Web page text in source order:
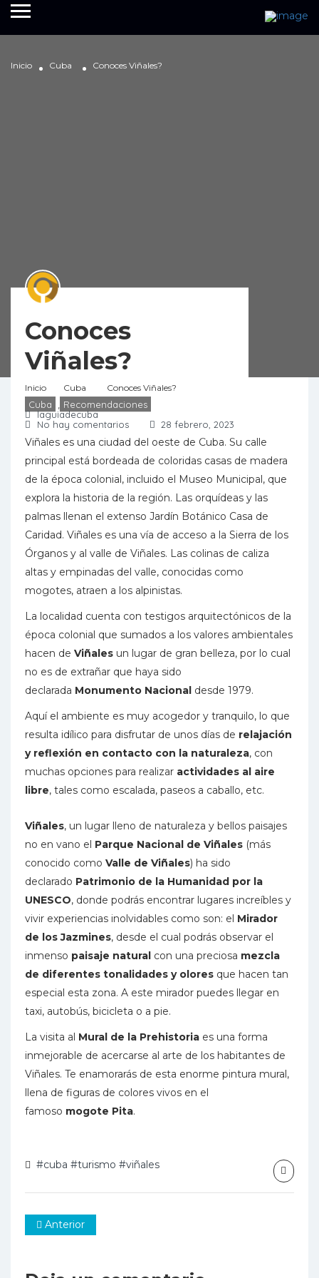
Inicio Cuba Conoces Viñales?
Conoces
Viñales?
Inicio Cuba Conoces Viñales?
Cuba , Recomendaciones
laguiadecuba
No hay comentarios
28 febrero, 2023
69 Visitas
Viñales es una ciudad del oeste de Cuba. Su calle
principal está bordeada de coloridas casas de madera
de la época colonial, incluido el Museo Municipal, que
explora la historia de la región. Las orquídeas y las
palmas llenan el extenso Jardín Botánico Casa de
Caridad. Viñales es una vía de acceso a la Sierra de los
Órganos y al valle de Viñales. Las colinas de caliza
altas y empinadas del valle, conocidas como
mogotes, atraen a los alpinistas.
La localidad cuenta con testigos arquitectónicos de la
época colonial que sumados a los valores ambientales
hacen de Viñales un lugar de gran belleza, por lo cual
no es de extrañar que haya sido
declarada Monumento Nacional desde 1979.
Aquí el ambiente es muy acogedor y tranquilo, lo que
resulta idílico para disfrutar de unos días de relajación
y reflexión en contacto con la naturaleza, con
muchas opciones para realizar actividades al aire
libre, tales como escalada, paseos a caballo, etc.
Viñales, un lugar lleno de naturaleza y bellos paisajes
no en vano el Parque Nacional de Viñales (más
conocido como Valle de Viñales) ha sido
declarado Patrimonio de la Humanidad por la
UNESCO, donde podrás encontrar lugares increíbles y
vivir experiencias inolvidables como son: el Mirador
de los Jazmines, desde el cual podrás observar el
inmenso paisaje natural con una preciosa mezcla
de diferentes tonalidades y olores que hacen tan
especial esta zona. A este mirador puedes llegar en
taxi, autobús, bicicleta o a pie.
La visita al Mural de la Prehistoria es una forma
inmejorable de acercarse al arte de los habitantes de
Viñales. Te enamorarás de esta enorme pintura mural,
llena de figuras de colores vivos en el
famoso mogote Pita.
#cuba #turismo #viñales
Anterior